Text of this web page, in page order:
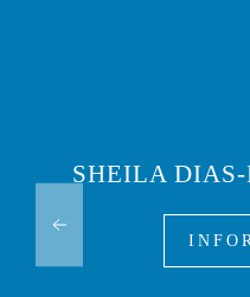
SHEILA